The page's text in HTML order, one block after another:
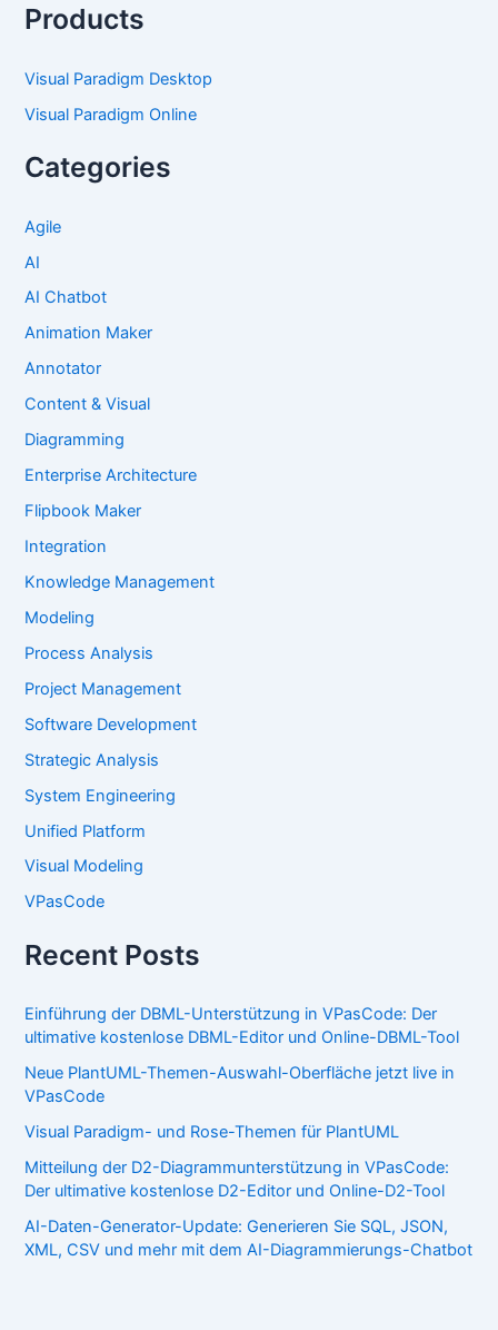
Products
Visual Paradigm Desktop
Visual Paradigm Online
Categories
Agile
AI
AI Chatbot
Animation Maker
Annotator
Content & Visual
Diagramming
Enterprise Architecture
Flipbook Maker
Integration
Knowledge Management
Modeling
Process Analysis
Project Management
Software Development
Strategic Analysis
System Engineering
Unified Platform
Visual Modeling
VPasCode
Recent Posts
Einführung der DBML-Unterstützung in VPasCode: Der
ultimative kostenlose DBML-Editor und Online-DBML-Tool
Neue PlantUML-Themen-Auswahl-Oberfläche jetzt live in
VPasCode
Visual Paradigm- und Rose-Themen für PlantUML
Mitteilung der D2-Diagrammunterstützung in VPasCode:
Der ultimative kostenlose D2-Editor und Online-D2-Tool
AI-Daten-Generator-Update: Generieren Sie SQL, JSON,
XML, CSV und mehr mit dem AI-Diagrammierungs-Chatbot